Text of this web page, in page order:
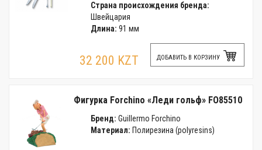
Страна происхождения бренда:
Швейцария
Длина: 91 мм
32 200 KZT ДОБАВИТЬ В КОРЗИНУ
Фигурка Forchino «Леди гольф» FO85510
Бренд: Guillermo Forchino
Материал: Полирезина (polyresins)